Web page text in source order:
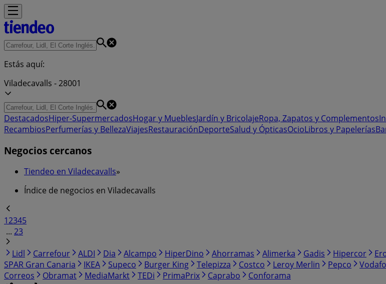
Estás aquí:
Viladecavalls - 28001
DestacadosHiper-SupermercadosHogar y MueblesJardín y BricolajeRopa, Zapatos y Complementos
RecambiosPerfumerías y BellezaViajesRestauraciónDeporteSalud y ÓpticasOcioLibros y Papelerías
Negocios cercanos
Tiendeo en Viladecavalls»
Índice de negocios en Viladecavalls
12345
... 23
Lidl
Carrefour ALDI Dia Alcampo HiperDino Ahorramas Alimerka Gadis Hipercor
SPAR Gran Canaria
IKEA Supeco Burger King Telepizza Costco Leroy Merlin Pepco
Correos
Obramat MediaMarkt TEDi PrimaPrix Caprabo Conforama